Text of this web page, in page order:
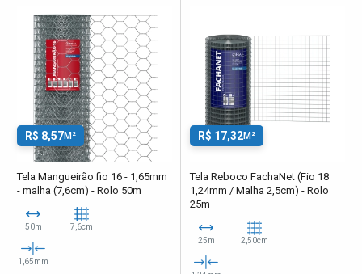
R$ 8,57M²
Tela Mangueirão fio 16 - 1,65mm
- malha (7,6cm) - Rolo 50m
50m 7,6cm
1,65mm
R$ 17,32M²
Tela Reboco FachaNet (Fio 18
1,24mm / Malha 2,5cm) - Rolo
25m
25m 2,50cm